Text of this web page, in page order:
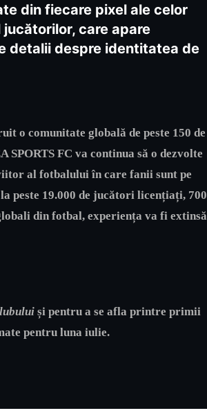
din fiecare pixel ale celor
care apare
detalii despre identitatea de
o comunitate globală de peste 150 de
FC va continua să o dezvolte
al fotbalului în care fanii sunt pe
peste 19.000 de jucători licențiați, 700
din fotbal, experiența va fi extinsă
și pentru a se afla printre primii
pentru luna iulie.